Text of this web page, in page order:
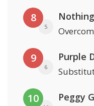
8
5
9
6
Purple
10 Peggy